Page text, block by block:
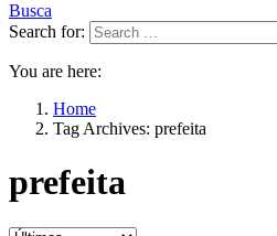
Busca
Search for:
You are here:
Home
Tag Archives: prefeita
prefeita